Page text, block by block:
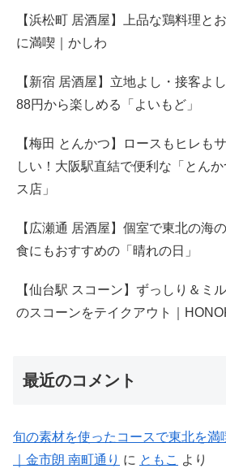
【浜松町 居酒屋】上品な鶏料理と
に満喫｜かしわ
【新宿 居酒屋】立地よし・接客よ
88円から楽しめる「よいもど」
【梅田 とんかつ】ロースもヒレも
しい！大阪駅直結で便利な「とん
ス店」
【広瀬通 居酒屋】個室で東北の海
食にもおすすめの「晴れの日」
【仙台駅 スコーン】ずっしり＆ミ
のスコーンをテイクアウト｜
最近のコメント
旬の素材を使ったコースで東北を満
｜金市朗 南町通り に ともこ より